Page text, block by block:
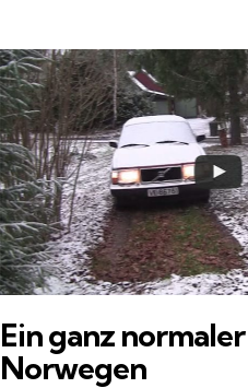
Ein ganz
Norwegen